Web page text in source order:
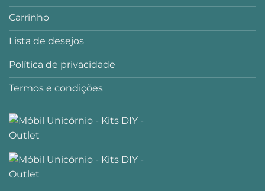
Carrinho
Lista de desejos
Política de privacidade
Termos e condições